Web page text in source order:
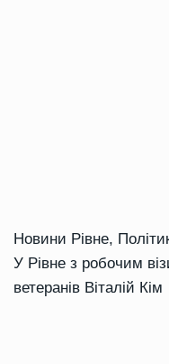
Новини Рівне,
У Рівне з робочим
ветеранів Віталій Кім